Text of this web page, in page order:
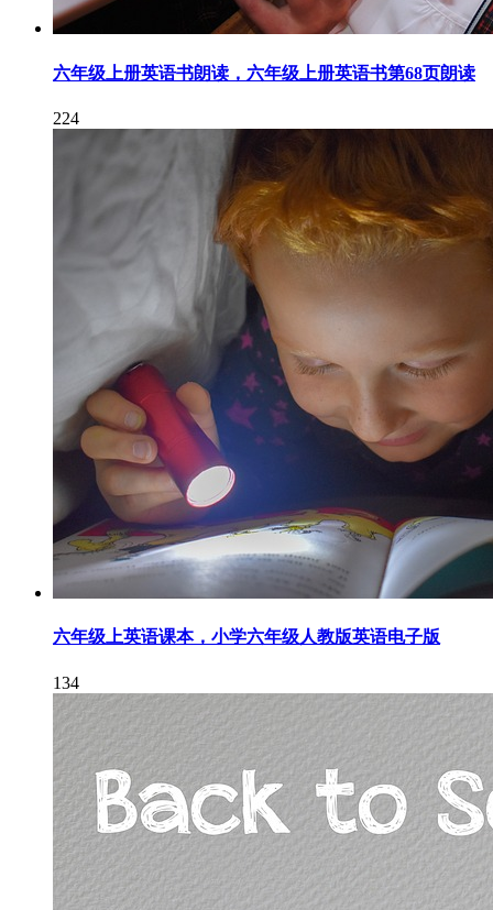
六年级上册英语书朗读，六年级上册英语书第68页朗读
224
六年级上英语课本，小学六年级人教版英语电子版
134